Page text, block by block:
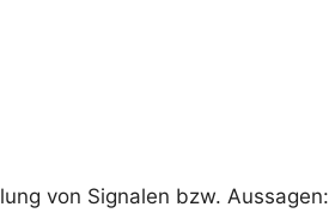
von Signalen bzw. Aussagen: